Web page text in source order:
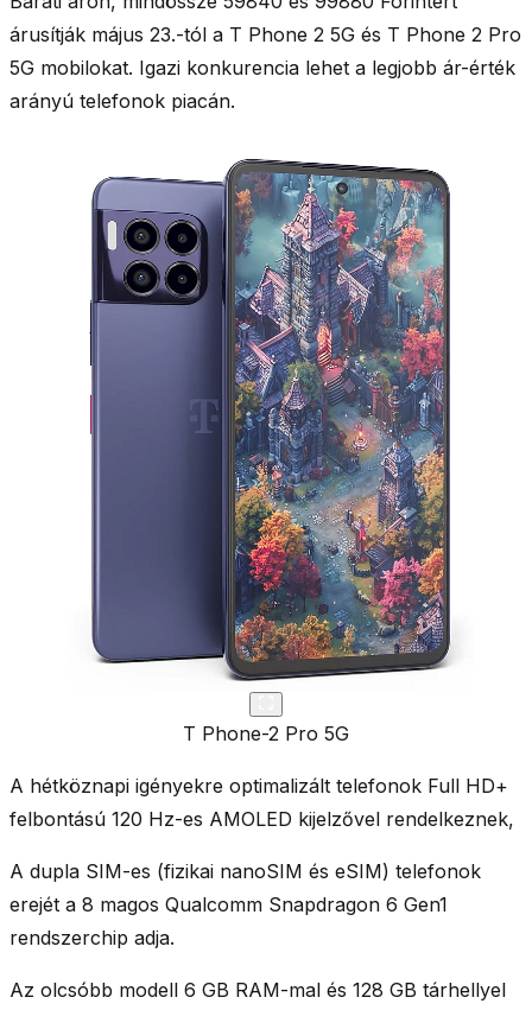
árusítják május 23.-tól a T Phone 2 5G és T Phone 2 Pro
5G mobilokat. Igazi konkurencia lehet a legjobb ár-érték
arányú telefonok piacán.
T Phone-2 Pro 5G
A hétköznapi igényekre optimalizált telefonok Full HD+
felbontású 120 Hz-es AMOLED kijelzővel rendelkeznek,
A dupla SIM-es (fizikai nanoSIM és eSIM) telefonok
erejét a 8 magos Qualcomm Snapdragon 6 Gen1
rendszerchip adja.
Az olcsóbb modell 6 GB RAM-mal és 128 GB tárhellyel